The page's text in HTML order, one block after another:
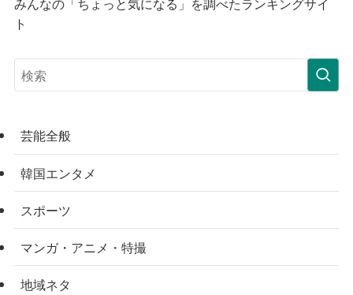
ト
芸能全般
韓国エンタメ
スポーツ
マンガ・アニメ・特撮
地域ネタ